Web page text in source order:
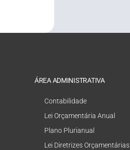
ÁREA ADMINISTRATIVA
Contabilidade
Lei Orçamentária Anual
Plano Plurianual
Lei Diretrizes Orçamentárias